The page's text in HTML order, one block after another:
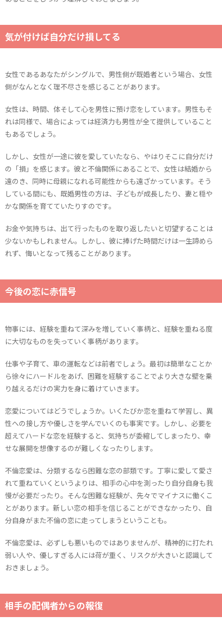
気が付けば自分だけ損してる
女性であるあなたがシングルで、男性側が既婚者という場合、女性
側がなんとなく理不尽さを感じることがあります。
女性は、時間、体そして心を男性に預け恋をしています。男性もそ
れは同様で、場合によっては経済力も男性が全て提供していること
もあるでしょう。
しかし、女性が一途に彼を愛していたなら、やはりそこに自分だけ
の「損」を感じます。彼と不倫関係にあることで、女性は結婚から
遠のき、同時に母親になれる可能性からも遠ざかっています。そう
している間にも、既婚男性の方は、子どもが成長したり、妻と穏や
かな関係を育てていたりすのです。
お金や気持ちは、出て行ったものを取り返したいと切望することは
少ないかもしれません。しかし、彼に捧げた時間だけは一生諦めら
れず、悔いとなって残ることがあります。
今後の恋に赤信号
物事には、経験を重ねて深みを増していく事柄と、経験を重ねる度
に大切なものを失っていく事柄があります。
仕事や子育て、車の運転などは前者でしょう。最初は簡単なことか
ら徐々にハードルをあげ、困難を経験することでより大きな壁を乗
り越えるだけの実力を身に着けていきます。
恋愛についてはどうでしょうか。いくたびか恋を重ねて学習し、異
性への接し方や優しさを学んでいくのも事実です。しかし、必要を
超えてハードな恋を経験すると、気持ちが委縮してしまったり、幸
せな展開を想像するのが難しくなったりします。
不倫恋愛は、分類するなら困難な恋の部類です。丁寧に愛して愛さ
れて重ねていくというよりは、相手の心中を測ったり自分自身も我
慢が必要だったり。そんな困難な経験が、先々でマイナスに働くこ
とがあります。新しい恋の相手を信じることができなかったり、自
分自身がまた不倫の恋に走ってしまうということも。
不倫恋愛は、必ずしも悪いものではありませんが、精神的に打たれ
弱い人や、優しすぎる人には荷が重く、リスクが大きいと認識して
おきましょう。
相手の配偶者からの報復